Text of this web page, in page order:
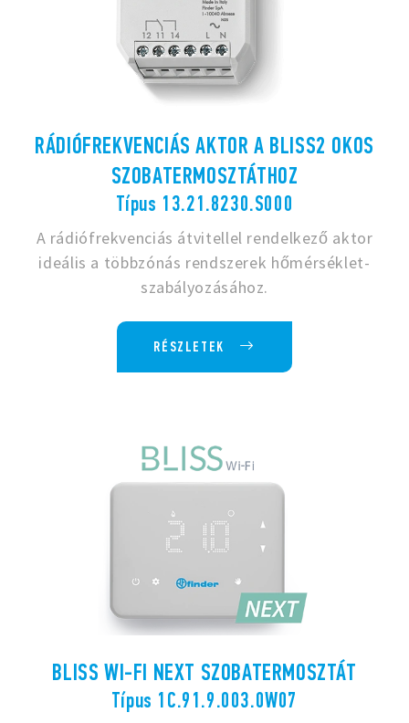
RÁDIÓFREKVENCIÁS AKTOR A BLISS2 OKOS
SZOBATERMOSZTÁTHOZ
Típus 13.21.8230.S000
A rádiófrekvenciás átvitellel rendelkező aktor
ideális a többzónás rendszerek hőmérséklet-
szabályozásához.
RÉSZLETEK
BLISS WI-FI NEXT SZOBATERMOSZTÁT
Típus 1C.91.9.003.0W07